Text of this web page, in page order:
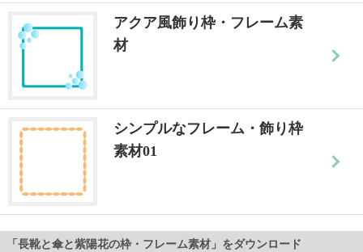
アクア風飾り枠・フレーム素
材
シンプルなフレーム・飾り枠
素材01
「長靴と傘と紫陽花の枠・フレーム素材」をダウンロード